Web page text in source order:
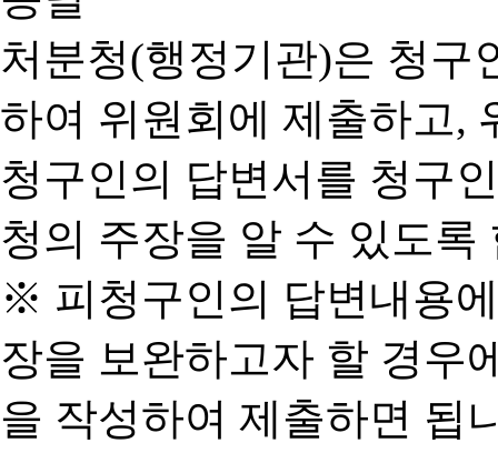
처분청(행정기관)은 청구
하여 위원회에 제출하고,
청구인의 답변서를 청구
청의 주장을 알 수 있도록
※ 피청구인의 답변내용
장을 보완하고자 할 경우
을 작성하여 제출하면 됩